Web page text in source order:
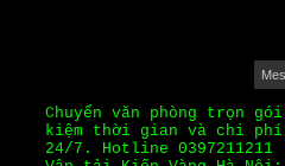
Chuyển văn phòng trọn
kiệm thời gian và chi
24/7. Hotline 0397211211